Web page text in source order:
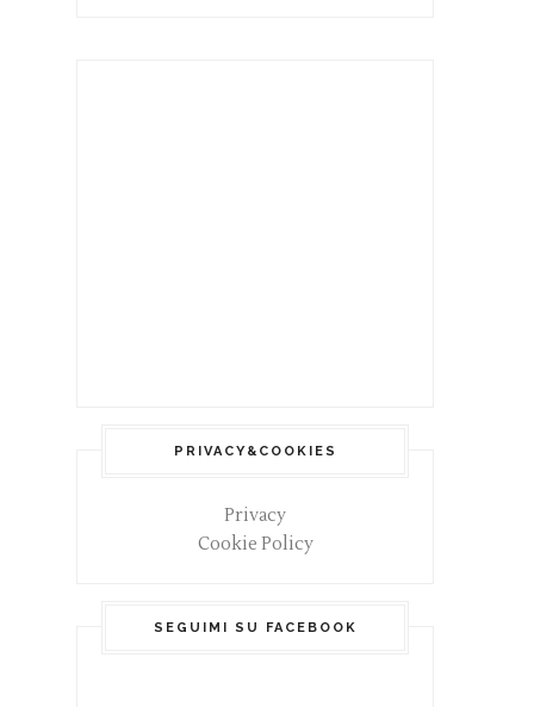
PRIVACY&COOKIES
Privacy
Cookie Policy
SEGUIMI SU FACEBOOK